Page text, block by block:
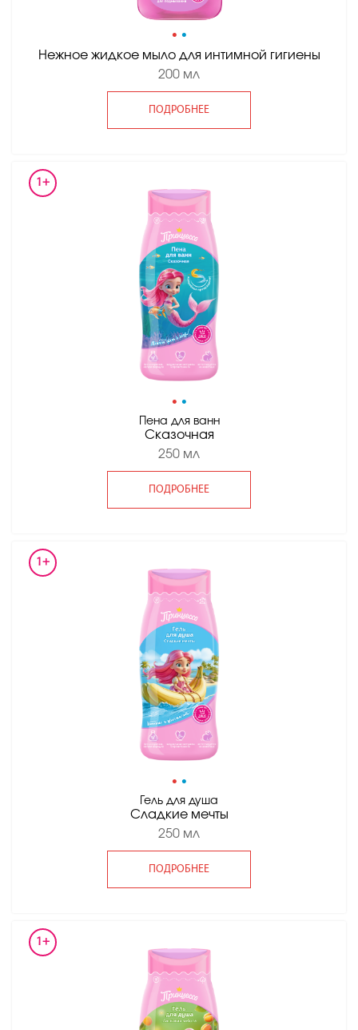
• •
Нежное жидкое мыло для интимной гигиены
200 мл
ПОДРОБНЕЕ
• •
Пена для ванн
Сказочная
250 мл
ПОДРОБНЕЕ
1+
• •
Гель для душа
Сладкие мечты
250 мл
ПОДРОБНЕЕ
1+
1+